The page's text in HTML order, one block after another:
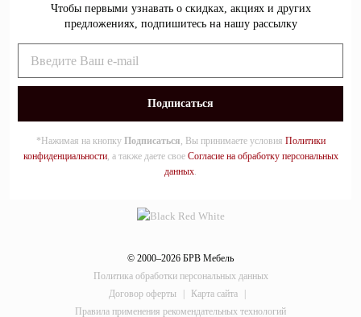
Чтобы первыми узнавать о скидках, акциях и других
предложениях, подпишитесь на нашу рассылку
*Нажимая на кнопку Подписаться, Вы принимаете условия Политики
конфиденциальности, а также даете свое Согласие на обработку персональных
данных.
© 2000–2026 БРВ Мебель
Политика обработки персональных данных
Договор оферты
Карта сайта
Правила применения рекомендательных технологий